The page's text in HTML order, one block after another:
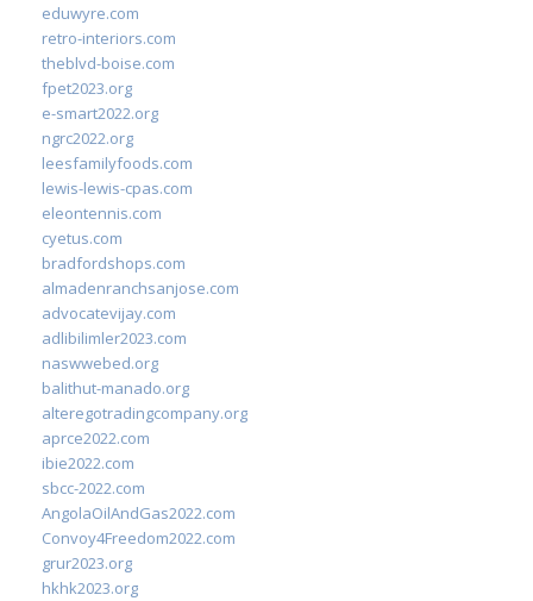
eduwyre.com
retro-interiors.com
theblvd-boise.com
fpet2023.org
e-smart2022.org
ngrc2022.org
leesfamilyfoods.com
lewis-lewis-cpas.com
eleontennis.com
cyetus.com
bradfordshops.com
almadenranchsanjose.com
advocatevijay.com
adlibilimler2023.com
naswwebed.org
balithut-manado.org
alteregotradingcompany.org
aprce2022.com
ibie2022.com
sbcc-2022.com
AngolaOilAndGas2022.com
Convoy4Freedom2022.com
grur2023.org
hkhk2023.org